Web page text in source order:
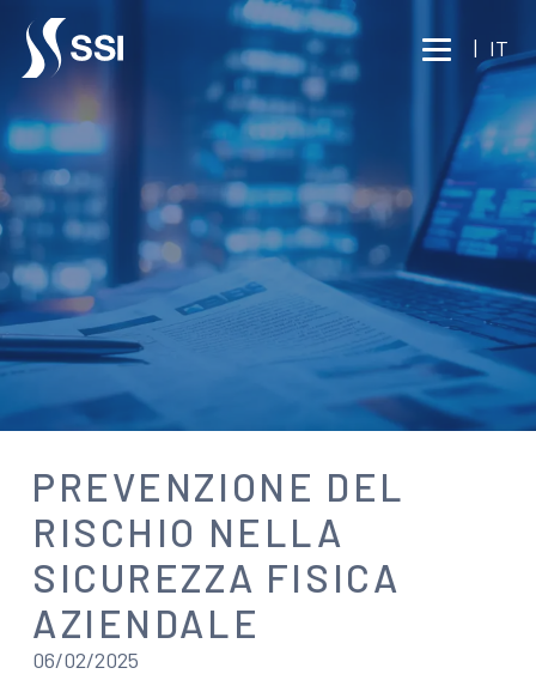
Vai al contenuto principale
| IT
NEWS
PREVENZIONE DEL
RISCHIO NELLA
SICUREZZA FISICA
AZIENDALE
06/02/2025